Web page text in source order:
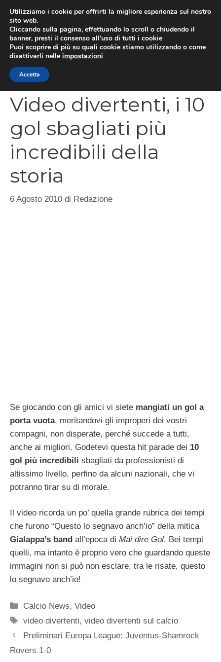
contenuto
Video divertenti, i 10
gol sbagliati più
incredibili della
storia
6 Agosto 2010 di Redazione
Se giocando con gli amici vi siete mangiati un gol a
porta vuota, meritandovi gli improperi dei vostri
compagni, non disperate, perché succede a tutti,
anche ai migliori. Godetevi questa hit parade dei 10
gol più incredibili sbagliati da professionisti di
altissimo livello, perfino da alcuni nazionali, che vi
potranno tirar su di morale.
Il video ricorda un po’ quella grande rubrica dei tempi
che furono “Questo lo segnavo anch’io” della mitica
Gialappa’s band all’epoca di Mai dire Gol. Bei tempi
quelli, ma intanto è proprio vero che guardando queste
immagini non si può non esclare, tra le risate, questo
lo segnavo anch’io!
Categorie
Calcio News,Video
Tag
video divertenti,video divertenti sul calcio
Preliminari Europa League: Juventus-Shamrock
Rovers 1-0
Utilizziamo i cookie per offrirti la migliore esperienza sul nostro
sito web.
Cliccando sulla pagina, effettuando lo scroll o chiudendo il
banner, presti il consenso all’uso di tutti i cookie
Puoi scoprire di più su quali cookie stiamo utilizzando o come
disattivarli nelle impostazioni
Accetta